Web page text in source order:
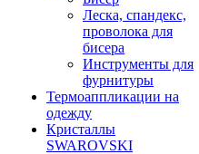
Леска, спандекс,
проволока для
бисера
Инструменты для
фурнитуры
Термоаппликации на
одежду
Кристаллы
SWAROVSKI